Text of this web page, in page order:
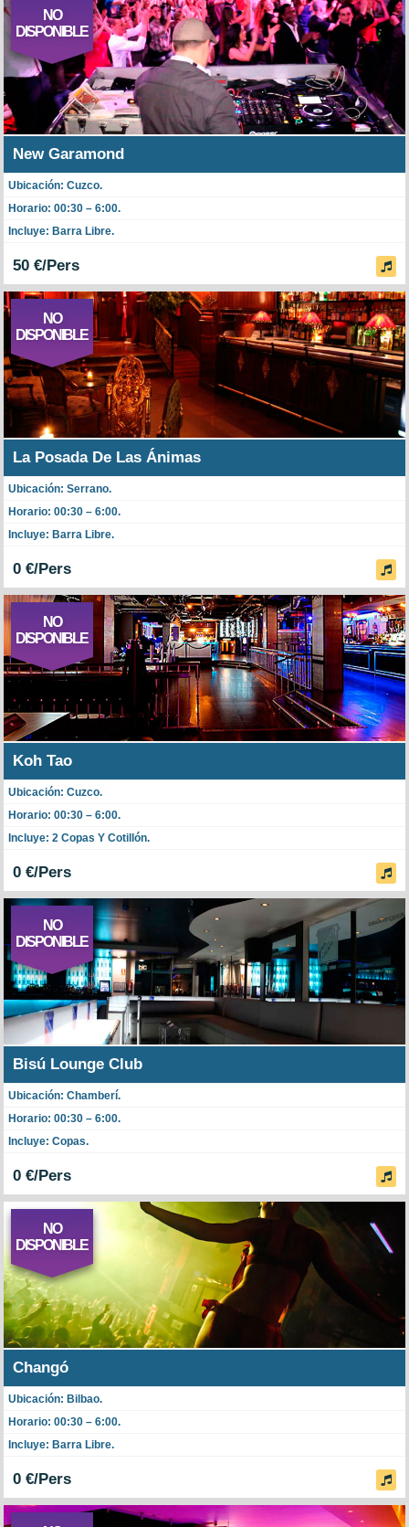
NO
DISPONIBLE
New Garamond
Ubicación: Cuzco.
Horario: 00:30 – 6:00.
Incluye: Barra Libre.
50 €/Pers
NO
DISPONIBLE
La Posada De Las Ánimas
Ubicación: Serrano.
Horario: 00:30 – 6:00.
Incluye: Barra Libre.
0 €/Pers
NO
DISPONIBLE
Koh Tao
Ubicación: Cuzco.
Horario: 00:30 – 6:00.
Incluye: 2 Copas Y Cotillón.
0 €/Pers
NO
DISPONIBLE
Bisú Lounge Club
Ubicación: Chamberí.
Horario: 00:30 – 6:00.
Incluye: Copas.
0 €/Pers
NO
DISPONIBLE
Changó
Ubicación: Bilbao.
Horario: 00:30 – 6:00.
Incluye: Barra Libre.
0 €/Pers